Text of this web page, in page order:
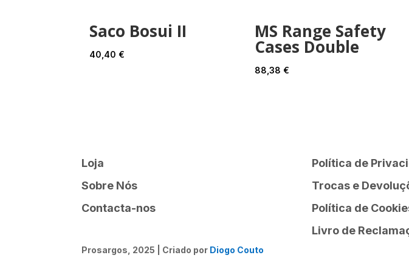
Saco Bosui II
40,40 €
MS Range Safety
Cases Double
88,38 €
Loja
Sobre Nós
Contacta-nos
Prosargos, 2025 | Criado por Diogo Couto
Política de
Trocas e
Política de
Livro de